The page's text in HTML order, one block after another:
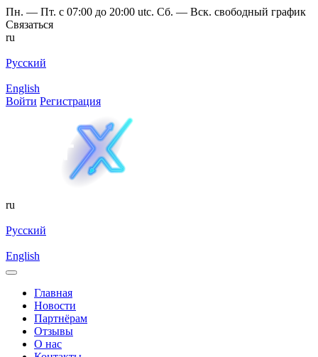
Пн. — Пт. с 07:00 до 20:00 utc. Сб. — Вск. свободный график
Связаться
ru
Русский
English
Войти Регистрация
ru
Русский
English
Главная
Новости
Партнёрам
Отзывы
О нас